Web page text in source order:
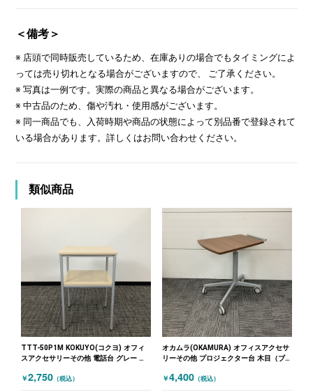
＜備考＞
※ 店頭で同時販売しているため、在庫ありの場合でもタイミングによ
っては売り切れとなる場合がございますので、 ご了承ください。
※ 写真は一例です。実際の商品と異なる場合がございます。
※ 中古品のため、傷や汚れ・使用感がございます。
※ 同一商品でも、入荷時期や商品の状態によって別品番で登録されて
いる場合があります。詳しくはお問い合わせください。
類似商品
TTT-50P1M KOKUYO(コクヨ) オフィ
スアクセサリーその他 電話台 グレー 木
￥2,750 （税込）
オカムラ(OKAMURA) オフィスアクセサ
リーその他 プロジェクター台 木目（ブ
￥4,400 （税込）